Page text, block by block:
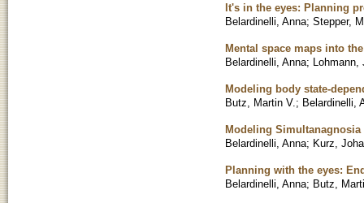
It's in the eyes: Planning
Belardinelli, Anna; Stepper,
Mental space maps into
Belardinelli, Anna; Lohmann,
Modeling body state-
Butz, Martin V. ; Belardinelli,
Modeling Simultanagnosia
Belardinelli, Anna; Kurz,
Planning with the eyes:
Belardinelli, Anna; Butz,